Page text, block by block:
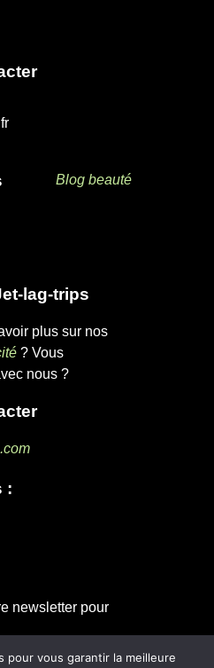
Blog beauté
lag-trips
plus sur nos
? Vous
nous ?
:
newsletter pour
pour vous garantir la meilleure